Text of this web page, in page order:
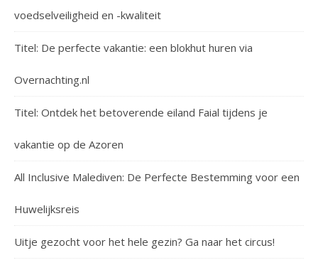
voedselveiligheid en -kwaliteit
Titel: De perfecte vakantie: een blokhut huren via
Overnachting.nl
Titel: Ontdek het betoverende eiland Faial tijdens je
vakantie op de Azoren
All Inclusive Malediven: De Perfecte Bestemming voor een
Huwelijksreis
Uitje gezocht voor het hele gezin? Ga naar het circus!